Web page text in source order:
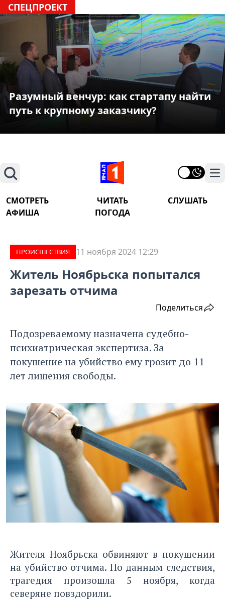
СПЕЦПРОЕКТ
Разумный венчур: как стартапу найти
путь к крупному заказчику?
Поиск
СМОТРЕТЬ ЧИТАТЬ
СЛУШАТЬ
АФИША
ПОГОДА
ПРОИCШЕСТВИЯ 11 ноября 2024 12:29
Житель Ноябрьска попытался
зарезать отчима
Поделиться
Подозреваемому назначена судебно-
психиатрическая экспертиза. За
покушение на убийство ему грозит до 11
лет лишения свободы.
Жителя Ноябрьска обвиняют в покушении
на убийство отчима. По данным следствия,
трагедия произошла 5 ноября, когда
северяне повздорили.